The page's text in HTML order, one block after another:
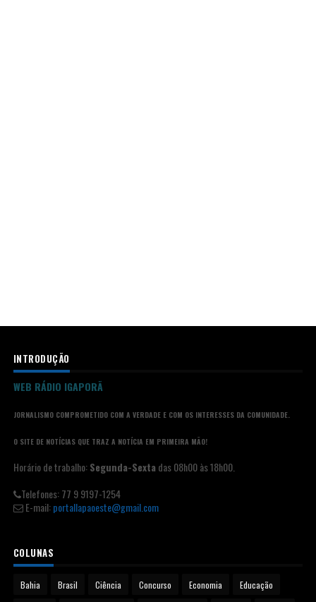
INTRODUÇÃO
WEB RÁDIO IGAPORÃ
JORNALISMO COMPROMETIDO COM A VERDADE E COM OS INTERESSES DA COMUNIDADE.
O SITE DE NOTÍCIAS QUE TRAZ A NOTÍCIA EM PRIMEIRA MÃO!
Horário de trabalho:Segunda-Sexta das 08h00 às 18h00.
Telefones: 77 9 9197-1254
E-mail:portallapaoeste@gmail.com
COLUNAS
Bahia Brasil Ciência Concurso Economia Educação